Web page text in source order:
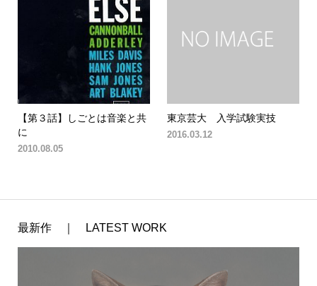
【第３話】しごとは音楽と共
に
2010.08.05
東京芸大 入学試験実技
2016.03.12
最新作 ｜ LATEST WORK